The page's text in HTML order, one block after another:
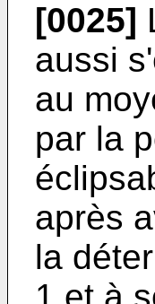
[0025]
aussi
au
par la
après
la